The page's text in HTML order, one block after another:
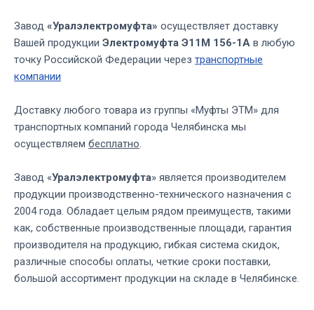
Завод «Уралэлектромуфта» осуществляет доставку
Вашей продукции Электромуфта Э11М 156-1А в любую
точку Российской Федерации через транспортные
компании
Доставку любого товара из группы «Муфты ЭТМ» для
транспортных компаний города Челябинска мы
осуществляем бесплатно.
Завод «Уралэлектромуфта» является производителем
продукции производственно-технического назначения с
2004 года. Обладает целым рядом преимуществ, такими
как, собственные производственные площади, гарантия
производителя на продукцию, гибкая система скидок,
различные способы оплаты, четкие сроки поставки,
большой ассортимент продукции на складе в Челябинске.